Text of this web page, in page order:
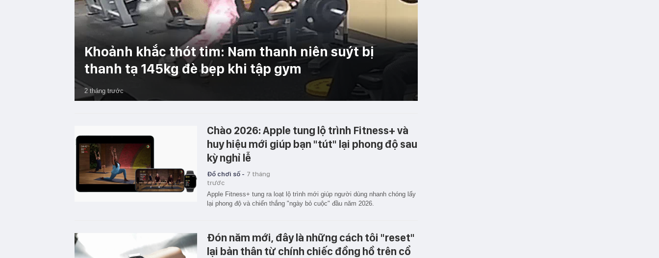
Khoảnh khắc thót tim: Nam thanh niên suýt bị
thanh tạ 145kg đè bẹp khi tập gym
2 tháng trước
Chào 2026: Apple tung lộ trình Fitness+ và
huy hiệu mới giúp bạn "tút" lại phong độ sau
kỳ nghỉ lễ
Đồ chơi số - 7 tháng
trước
Apple Fitness+ tung ra loạt lộ trình mới giúp người dùng nhanh chóng lấy
lại phong độ và chiến thắng "ngày bỏ cuộc" đầu năm 2026.
Đón năm mới, đây là những cách tôi "reset"
lại bản thân từ chính chiếc đồng hồ trên cổ